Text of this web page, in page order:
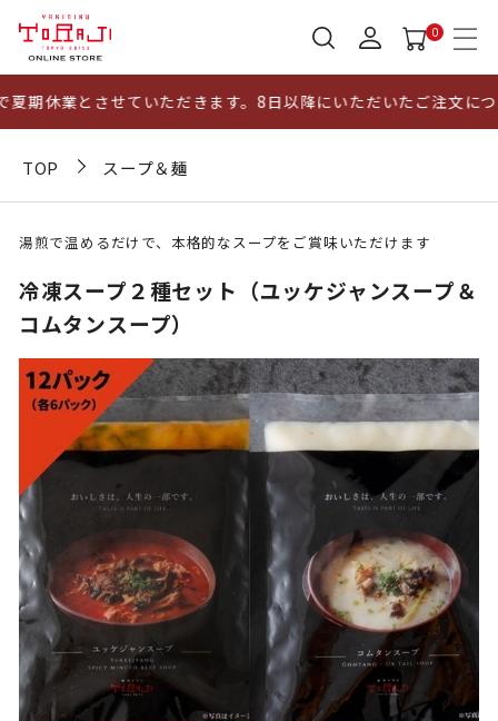
0
業とさせていただきます。8日以降にいただいたご注文につ
TOP スープ＆麺
湯煎で温めるだけで、本格的なスープをご賞味いただけます
冷凍スープ２種セット（ユッケジャンスープ＆
コムタンスープ）